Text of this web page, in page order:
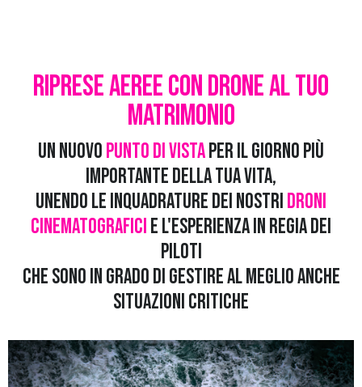
Riprese aeree con Drone al Tuo
Matrimonio
Un nuovopunto di vistaper il giorno più
importante della tua vita,
unendo le inquadrature dei nostridroni
cinematograficie l'esperienza in regia dei
piloti
che sono in grado di gestire al meglio anche
situazioni critiche